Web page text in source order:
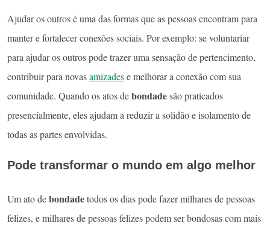
Ajudar os outros é uma das formas que as pessoas encontram para
manter e fortalecer conexões sociais. Por exemplo: se voluntariar
para ajudar os outros pode trazer uma sensação de pertencimento,
contribuir para novasamizadese melhorar a conexão com sua
comunidade. Quando os atos debondadesão praticados
presencialmente, eles ajudam a reduzir a solidão e isolamento de
todas as partes envolvidas.
Pode transformar o mundo em algo melhor
Um ato debondadetodos os dias pode fazer milhares de pessoas
felizes, e milhares de pessoas felizes podem ser bondosas com mais